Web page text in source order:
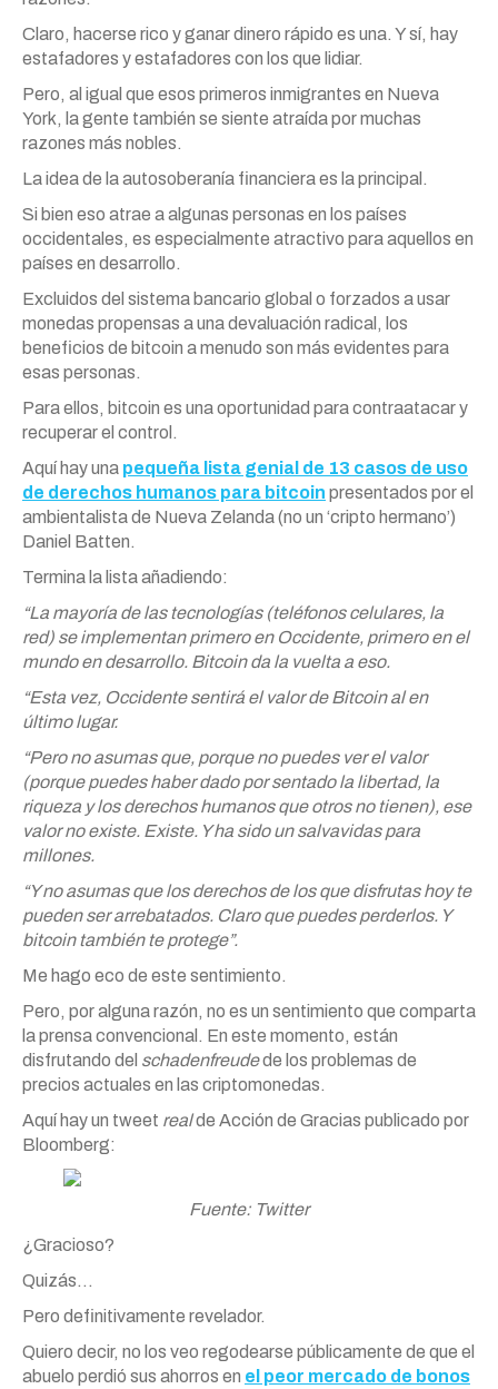
Claro, hacerse rico y ganar dinero rápido es una. Y sí, hay
estafadores y estafadores con los que lidiar.
Pero, al igual que esos primeros inmigrantes en Nueva
York, la gente también se siente atraída por muchas
razones más nobles.
La idea de la autosoberanía financiera es la principal.
Si bien eso atrae a algunas personas en los países
occidentales, es especialmente atractivo para aquellos en
países en desarrollo.
Excluidos del sistema bancario global o forzados a usar
monedas propensas a una devaluación radical, los
beneficios de bitcoin a menudo son más evidentes para
esas personas.
Para ellos, bitcoin es una oportunidad para contraatacar y
recuperar el control.
Aquí hay una pequeña lista genial de 13 casos de uso
de derechos humanos para bitcoin presentados por el
ambientalista de Nueva Zelanda (no un ‘cripto hermano’)
Daniel Batten.
Termina la lista añadiendo:
“La mayoría de las tecnologías (teléfonos celulares, la
red) se implementan primero en Occidente, primero en el
mundo en desarrollo. Bitcoin da la vuelta a eso.
“Esta vez, Occidente sentirá el valor de Bitcoin al en
último lugar.
“Pero no asumas que, porque no puedes ver el valor
(porque puedes haber dado por sentado la libertad, la
riqueza y los derechos humanos que otros no tienen), ese
valor no existe. Existe. Y ha sido un salvavidas para
millones.
“Y no asumas que los derechos de los que disfrutas hoy te
pueden ser arrebatados. Claro que puedes perderlos. Y
bitcoin también te protege”.
Me hago eco de este sentimiento.
Pero, por alguna razón, no es un sentimiento que comparta
la prensa convencional. En este momento, están
disfrutando del schadenfreudede los problemas de
precios actuales en las criptomonedas.
Aquí hay un tweet realde Acción de Gracias publicado por
Bloomberg:
Fuente: Twitter
¿Gracioso?
Quizás…
Pero definitivamente revelador.
Quiero decir, no los veo regodearse públicamente de que el
abuelo perdió sus ahorros en el peor mercado de bonos